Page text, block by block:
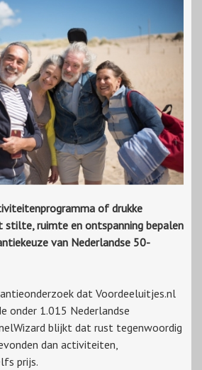
of drukke
stilte, ruimte en ontspanning bepalen
van Nederlandse 50-
dat Voordeeluitjes.nl
onder 1.015 Nederlandse
blijkt dat rust tegenwoordig
dan activiteiten,
prijs.